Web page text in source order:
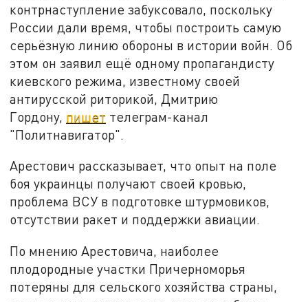
контрнаступление забуксовало, поскольку
России дали время, чтобы построить самую
серьёзную линию обороны в истории войн. Об
этом он заявил ещё одному пропагандисту
киевского режима, известному своей
антирусской риторикой, Дмитрию
Гордону, пишет телеграм-канал
"Политнавигатор".
Арестович рассказывает, что опыт на поле
боя украинцы получают своей кровью,
проблема ВСУ в подготовке штурмовиков,
отсутствии ракет и поддержки авиации.
По мнению Арестовича, наиболее
плодородные участки Причерноморья
потеряны для сельского хозяйства страны,